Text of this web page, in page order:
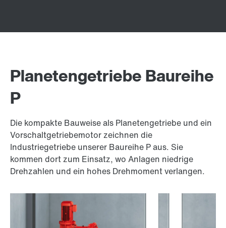
Planetengetriebe Baureihe
P
Die kompakte Bauweise als Planetengetriebe und ein
Vorschaltgetriebemotor zeichnen die
Industriegetriebe unserer Baureihe P aus. Sie
kommen dort zum Einsatz, wo Anlagen niedrige
Drehzahlen und ein hohes Drehmoment verlangen.